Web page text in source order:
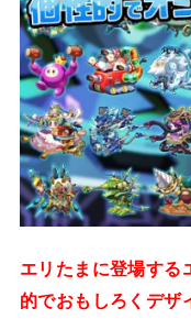
エリたまに登場する
的でおもしろくデザ